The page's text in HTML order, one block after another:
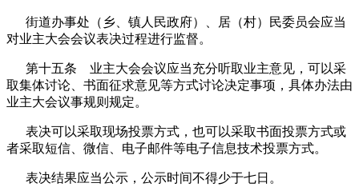
街道办事处（乡、镇人民政府）、居（村）民委员会应当
对业主大会会议表决过程进行监督。
第十五条 业主大会会议应当充分听取业主意见，可以采
取集体讨论、书面征求意见等方式讨论决定事项，具体办法由
业主大会议事规则规定。
表决可以采取现场投票方式，也可以采取书面投票方式或
者采取短信、微信、电子邮件等电子信息技术投票方式。
表决结果应当公示，公示时间不得少于七日。